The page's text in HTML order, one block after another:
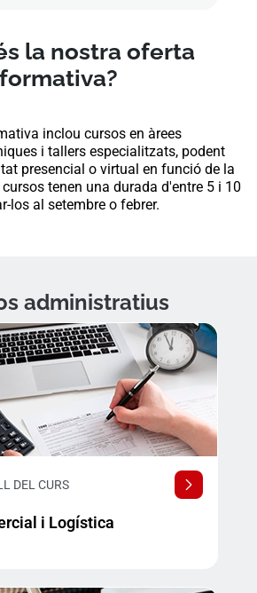
la nostra oferta
formativa?
inclou cursos en àrees
i tallers especialitzats, podent
presencial o virtual en funció de la
tenen una durada d'entre 5 i 10
los al setembre o febrer.
administratius
DEL CURS
i Logística